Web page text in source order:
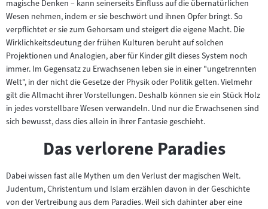
Inhalt:
magische Denken – kann seinerseits Einfluss auf die übernatürlichen
Wesen nehmen, indem er sie beschwört und ihnen Opfer bringt. So
verpflichtet er sie zum Gehorsam und steigert die eigene Macht. Die
Wirklichkeitsdeutung der frühen Kulturen beruht auf solchen
Projektionen und Analogien, aber für Kinder gilt dieses System noch
immer. Im Gegensatz zu Erwachsenen leben sie in einer "ungetrennten
Welt", in der nicht die Gesetze der Physik oder Politik gelten. Vielmehr
gilt die Allmacht ihrer Vorstellungen. Deshalb können sie ein Stück Holz
in jedes vorstellbare Wesen verwandeln. Und nur die Erwachsenen sind
sich bewusst, dass dies allein in ihrer Fantasie geschieht.
Das verlorene Paradies
Dabei wissen fast alle Mythen um den Verlust der magischen Welt.
Judentum, Christentum und Islam erzählen davon in der Geschichte
von der Vertreibung aus dem Paradies. Weil sich dahinter aber eine